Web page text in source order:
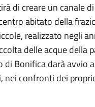
di creare un canale
abitato della
realizzato negli
delle acque della
Bonifica darà avvio
confronti dei